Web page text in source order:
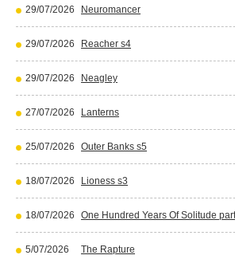
29/07/2026 Neuromancer
29/07/2026 Reacher s4
29/07/2026 Neagley
27/07/2026 Lanterns
25/07/2026 Outer Banks s5
18/07/2026 Lioness s3
18/07/2026 One Hundred Years Of Solitude
5/07/2026 The Rapture